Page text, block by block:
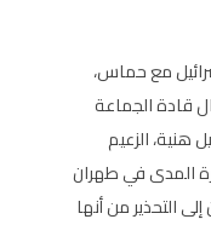
مع حماس،
قادة الجماعة
الزعيم
المدى في طهران
التحذير من أنها